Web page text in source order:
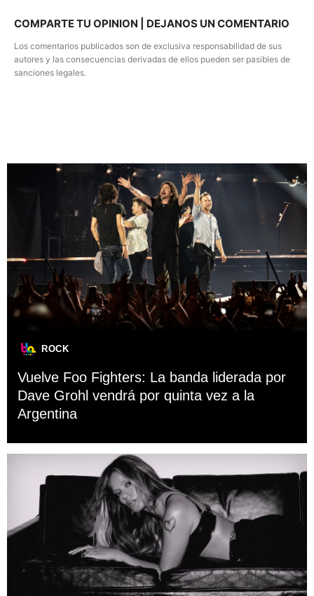
COMPARTE TU OPINION | DEJANOS UN COMENTARIO
Los comentarios publicados son de exclusiva responsabilidad de sus
autores y las consecuencias derivadas de ellos pueden ser pasibles de
sanciones legales.
ROCK
Vuelve Foo Fighters: La banda liderada por
Dave Grohl vendrá por quinta vez a la
Argentina